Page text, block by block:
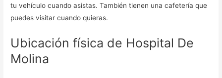
tu vehículo cuando asistas. También tienen una cafetería que
puedes visitar cuando quieras.
Ubicación física de Hospital De
Molina